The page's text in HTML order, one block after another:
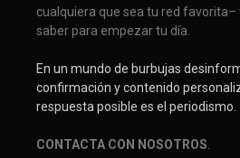
cualquiera que sea tu red favorita–
saber para empezar tu día.
En un mundo de burbujas
confirmación y contenido
respuesta posible es el periodismo.
CONTACTA CON NOSOTROS